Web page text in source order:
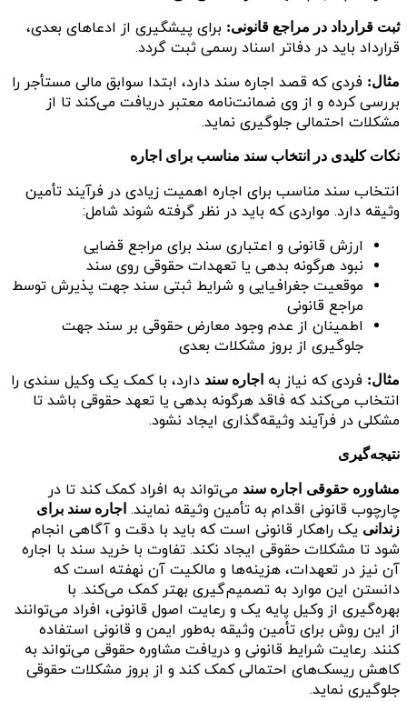
ثبت قرارداد در مراجع قانونی: برای پیشگیری از ادعاهای بعدی،
قرارداد باید در دفاتر اسناد رسمی ثبت گردد.
مثال: فردی که قصد اجاره سند دارد، ابتدا سوابق مالی مستأجر را
بررسی کرده و از وی ضمانت‌نامه معتبر دریافت می‌کند تا از
مشکلات احتمالی جلوگیری نماید.
نکات کلیدی در انتخاب سند مناسب برای اجاره
انتخاب سند مناسب برای اجاره اهمیت زیادی در فرآیند تأمین
وثیقه دارد. مواردی که باید در نظر گرفته شوند شامل:
ارزش قانونی و اعتباری سند برای مراجع قضایی
نبود هرگونه بدهی یا تعهدات حقوقی روی سند
موقعیت جغرافیایی و شرایط ثبتی سند جهت پذیرش توسط
مراجع قانونی
اطمینان از عدم وجود معارض حقوقی بر سند جهت
جلوگیری از بروز مشکلات بعدی
مثال: فردی که نیاز به اجاره سند دارد، با کمک یک وکیل سندی را
انتخاب می‌کند که فاقد هرگونه بدهی یا تعهد حقوقی باشد تا
مشکلی در فرآیند وثیقه‌گذاری ایجاد نشود.
نتیجه‌گیری
مشاوره حقوقی اجاره سند می‌تواند به افراد کمک کند تا در
چارچوب قانونی اقدام به تأمین وثیقه نمایند. اجاره سند برای
زندانی یک راهکار قانونی است که باید با دقت و آگاهی انجام
شود تا مشکلات حقوقی ایجاد نکند. تفاوت با خرید سند با اجاره
آن نیز در تعهدات، هزینه‌ها و مالکیت آن نهفته است که
دانستن این موارد به تصمیم‌گیری بهتر کمک می‌کند. با
بهره‌گیری از وکیل پایه یک و رعایت اصول قانونی، افراد می‌توانند
از این روش برای تأمین وثیقه به‌طور ایمن و قانونی استفاده
کنند. رعایت شرایط قانونی و دریافت مشاوره حقوقی می‌تواند به
کاهش ریسک‌های احتمالی کمک کند و از بروز مشکلات حقوقی
جلوگیری نماید.